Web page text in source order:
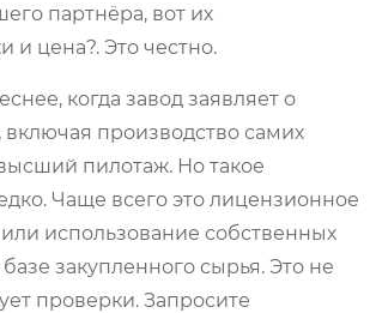
партнёра, вот их
и цена?. Это честно.
когда завод заявляет о
производство самих
пилотаж. Но такое
Чаще всего это лицензионное
использование собственных
закупленного сырья. Это не
проверки. Запросите